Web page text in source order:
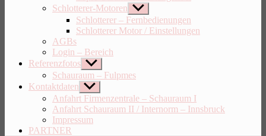
Schlotterer-Motoren Untermenü
anzeigen
Schlotterer – Fernbedienungen
Schlotterer Motor / Einstellungen
AGBs
Login – Bereich
Referenzfotos Untermenü
anzeigen
Schauraum – Fulpmes
Kontaktdaten Untermenü
anzeigen
Anfahrt Firmenzentrale – Schauraum I
Anfahrt Schauraum II / Internorm – Innsbruck
Impressum
PARTNER